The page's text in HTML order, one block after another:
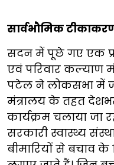
सार्वभौमिक
सदन में पूछे गए एक
एवं परिवार कल्याण
पटेल ने लोकसभा में
मंत्रालय के तहत
कार्यक्रम चलाया जा
सरकारी स्वास्थ्य
बीमारियों से बचाव के